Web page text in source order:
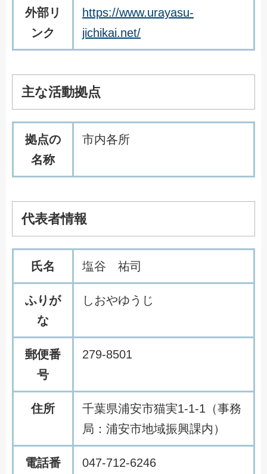
外部リ
ンク
https://www.urayasu-
jichikai.net/
主な活動拠点
拠点の
名称
市内各所
代表者情報
氏名 塩谷 祐司
ふりが
な
しおやゆうじ
郵便番
号
279-8501
住所
千葉県浦安市猫実1-1-1（事務
局：浦安市地域振興課内）
電話番
047-712-6246